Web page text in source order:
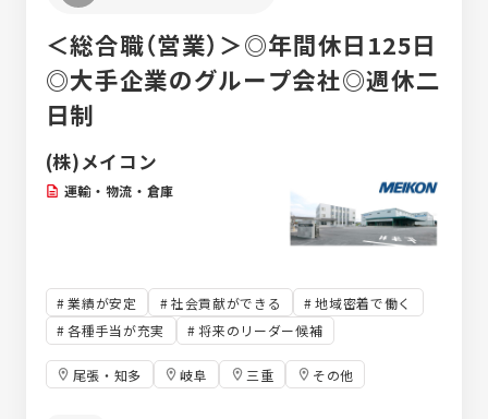
＜総合職（営業）＞◎年間休日125日
◎大手企業のグループ会社◎週休二
日制
(株)メイコン
運輸・物流・倉庫
業績が安定 社会貢献ができる
地域密着で働く
各種手当が充実
将来のリーダー候補
尾張・知多 岐阜 三重 その他